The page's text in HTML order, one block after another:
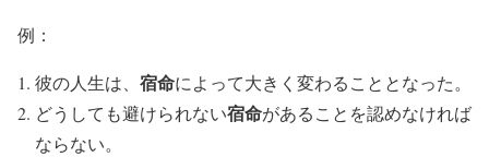
例：
彼の人生は、 宿命によって大きく変わることとなった。
どうしても避けられない宿命があることを認めなければ
ならない。